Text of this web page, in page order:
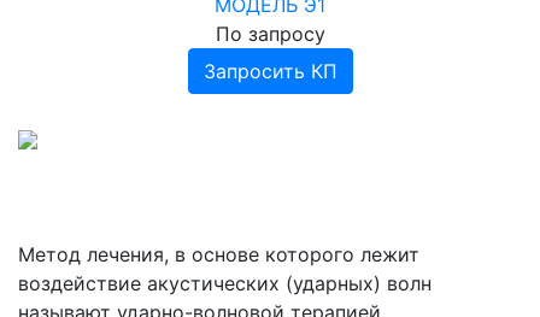
По запросу
Запросить КП
Метод лечения, в основе которого лежит
воздействие акустических (ударных) волн
называют ударно-волновой терапией.